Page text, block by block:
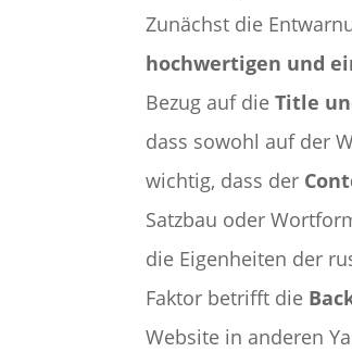
Zunächst die
hochwertigen und
Bezug auf dieTitle
dass sowohl auf der
wichtig, dass der
Satzbau oder
die Eigenheiten der
Faktor betrifft die
Website in anderen